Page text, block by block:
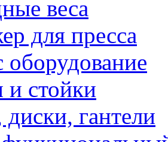
веса
для пресса
и стойки
гантели